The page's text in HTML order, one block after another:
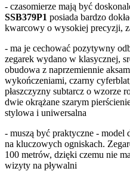
- czasomierze mają być
SSB379P1 posiada bardzo
kwarcowy o wysokiej precyzji,
- ma je cechować pozytywny
zegarek wydano w klasycznej,
obudowa z naprzemiennie
wykończeniami, czarny
płaszczyzny subtarcz o wzorze
dwie okrążane szarym
stylowa i uniwersalna
- muszą być praktyczne - model
na kluczowych ogniskach.
100 metrów, dzięki czemu nie
wizyty na pływalni